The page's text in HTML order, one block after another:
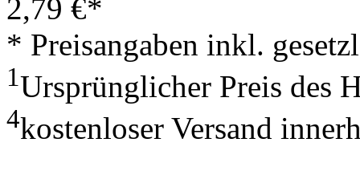
2,79 €*
* Preisangaben inkl.
1Ursprünglicher Preis des
4kostenloser Versand